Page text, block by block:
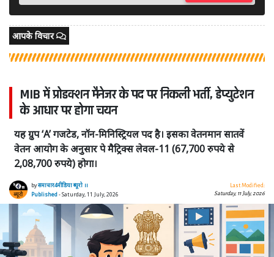
आपके विचार
MIB में प्रोडक्शन मैनेजर के पद पर निकली भर्ती, डेप्युटेशन
के आधार पर होगा चयन
यह ग्रुप ‘A’ गजटेड, नॉन-मिनिस्ट्रियल पद है। इसका वेतनमान सातवें
वेतन आयोग के अनुसार पे मैट्रिक्स लेवल-11 (67,700 रुपये से
2,08,700 रुपये) होगा।
byसमाचार4मीडिया ब्यूरो ।।
Published- Saturday, 11 July, 2026
Last Modified:
Saturday, 11 July, 2026